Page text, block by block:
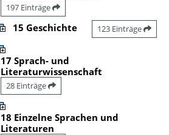
197 Einträge
15 Geschichte 123 Einträge
17 Sprach- und
Literaturwissenschaft
28 Einträge
18 Einzelne Sprachen und
Literaturen